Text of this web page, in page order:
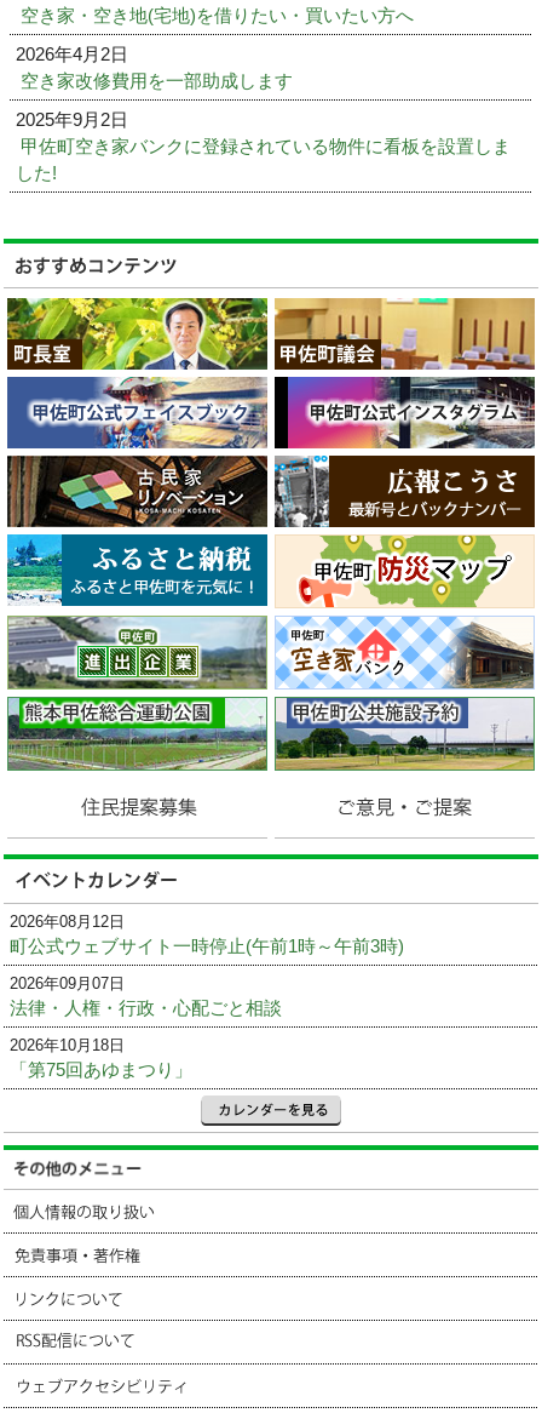
空き家・空き地(宅地)を借りたい・買いたい方へ
2026年4月2日
空き家改修費用を一部助成します
2025年9月2日
甲佐町空き家バンクに登録されている物件に看板を設置しま
した!
2026年08月12日
町公式ウェブサイト一時停止(午前1時～午前3時)
2026年09月07日
法律・人権・行政・心配ごと相談
2026年10月18日
「第75回あゆまつり」